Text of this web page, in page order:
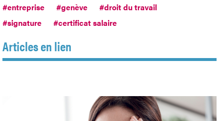
#entreprise
#genève
#droit du travail
#signature
#certificat salaire
Articles en lien